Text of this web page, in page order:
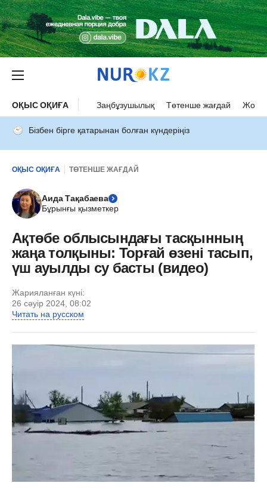
ОҚЫС ОҚИҒА Заңбұзушылық Төтенше жағдай Жол
Бізбен бірге қатарынан болған күндеріңіз
ОҚЫС ОҚИҒА ТӨТЕНШЕ ЖАҒДАЙ
Аида Тақабаева
Бұрынғы қызметкер
Ақтөбе облысындағы тасқынның
жаңа толқыны: Торғай өзені тасып,
үш ауылды су басты (видео)
Жарияланған күні:
26 сәуір 2024, 08:02
Читать на русском